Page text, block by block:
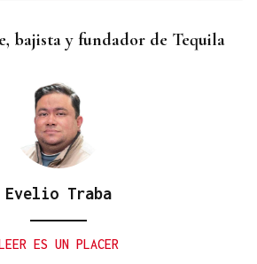
bajista y fundador de Tequila
Evelio Traba
ES UN PLACER